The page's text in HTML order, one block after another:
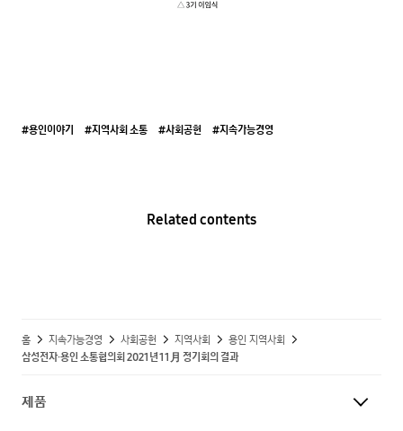
#용인이야기 #지역사회 소통 #사회공헌 #지속가능경영
Related contents
홈 지속가능경영 사회공헌 지역사회
용인 지역사회
삼성전자·용인 소통협의회 2021년 11月 정기회의 결과
제품